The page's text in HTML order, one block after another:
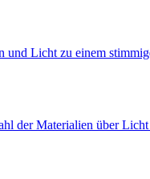
Licht zu einem
der Materialien über